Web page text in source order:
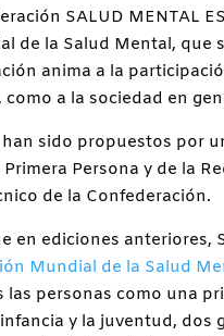
SALUD MENTAL
de la Salud Mental, que
anima a la
como a la sociedad en
han sido propuestos por
Persona y de la
de la Confederación.
en ediciones anteriores,
Mundial de la Salud
las personas como una
y la juventud, dos